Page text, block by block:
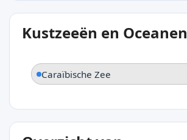
Kustzeeën en Oceanen
Caraïbische Zee